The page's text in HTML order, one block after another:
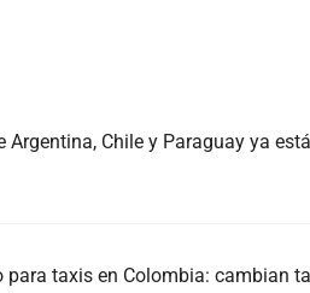
Argentina, Chile y Paraguay ya
para taxis en Colombia: cambian